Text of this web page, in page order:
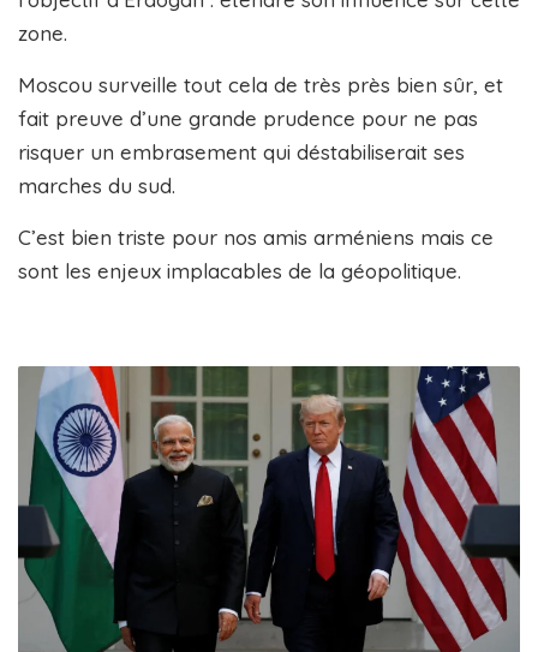
zone.
Moscou surveille tout cela de très près bien sûr, et
fait preuve d’une grande prudence pour ne pas
risquer un embrasement qui déstabiliserait ses
marches du sud.
C’est bien triste pour nos amis arméniens mais ce
sont les enjeux implacables de la géopolitique.